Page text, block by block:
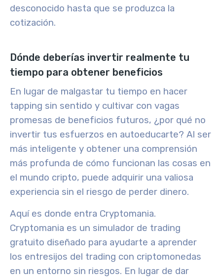
desconocido hasta que se produzca la
cotización.
Dónde deberías invertir realmente tu
tiempo para obtener beneficios
En lugar de malgastar tu tiempo en hacer
tapping sin sentido y cultivar con vagas
promesas de beneficios futuros, ¿por qué no
invertir tus esfuerzos en autoeducarte? Al ser
más inteligente y obtener una comprensión
más profunda de cómo funcionan las cosas en
el mundo cripto, puede adquirir una valiosa
experiencia sin el riesgo de perder dinero.
Aquí es donde entra Cryptomania.
Cryptomania es un simulador de trading
gratuito diseñado para ayudarte a aprender
los entresijos del trading con criptomonedas
en un entorno sin riesgos. En lugar de dar